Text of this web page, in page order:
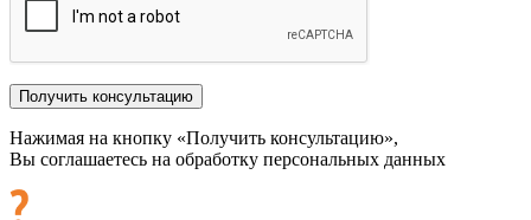
Нажимая на кнопку «Получить консультацию»,
Вы соглашаетесь на обработку персональных данных